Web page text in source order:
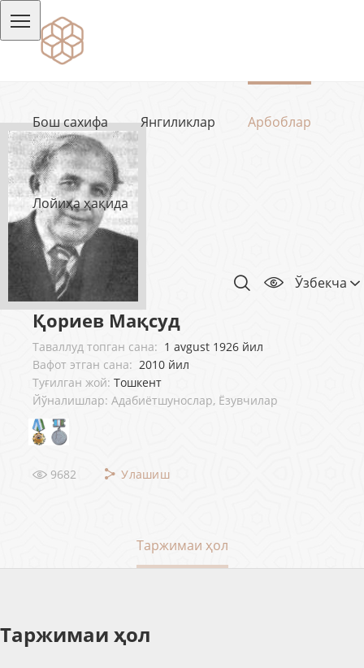
Бош сахифа Янгиликлар Арбоблар
Лойиҳа ҳақида
Ўзбекча
Қориев Мақсуд
Таваллуд топган сана: 1 avgust 1926 йил
Вафот этган сана: 2010 йил
Туғилган жой: Тошкент
Йўналишлар: Адабиётшунослар, Ёзувчилар
9682 Улашиш
Таржимаи ҳол
Таржимаи ҳол